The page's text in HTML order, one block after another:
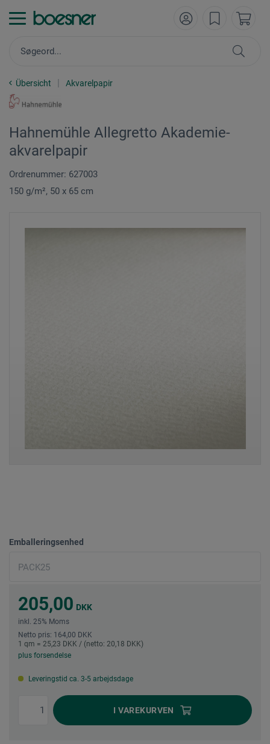
Übersicht Akvarelpapir
Hahnemühle Allegretto Akademie-
akvarelpapir
Ordrenummer: 627003
150 g/m², 50 x 65 cm
Emballeringsenhed
205,00 DKK
inkl. 25% Moms
Netto pris: 164,00 DKK
1 qm = 25,23 DKK / (netto: 20,18 DKK)
plus forsendelse
Leveringstid ca. 3-5 arbejdsdage
I VAREKURVEN